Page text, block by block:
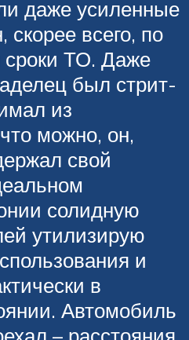
даже усиленные
скорее всего, по
ТО. Даже
был стрит-
из
можно, он,
свой
солидную
утилизирую
и
в
Автомобиль